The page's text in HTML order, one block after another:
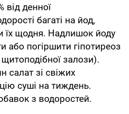
від денної
багаті на йод,
їх щодня. Надлишок йоду
або погіршити гіпотиреоз
залози).
салат зі свіжих
суші на тиждень.
з водоростей.